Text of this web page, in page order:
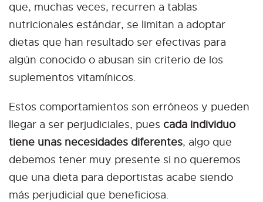
que, muchas veces, recurren a tablas
nutricionales estándar, se limitan a adoptar
dietas que han resultado ser efectivas para
algún conocido o abusan sin criterio de los
suplementos vitamínicos.
Estos comportamientos son erróneos y pueden
llegar a ser perjudiciales, pues cada individuo
tiene unas necesidades diferentes, algo que
debemos tener muy presente si no queremos
que una dieta para deportistas acabe siendo
más perjudicial que beneficiosa.